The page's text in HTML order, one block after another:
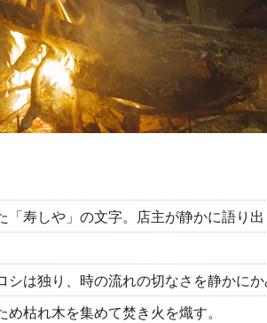
寿しや」の文字。店主が静かに語り
は独り、時の流れの切なさを静かにか
枯れ木を集めて焚き火を熾す。